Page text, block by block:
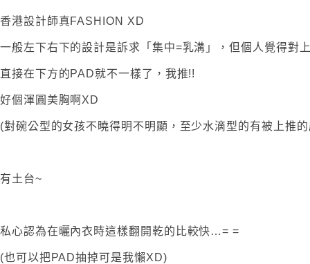
香港設計師真FASHION XD
一般左下右下的設計是訴求「集中=乳溝」，但個人覺得對
直接在下方的PAD就不一樣了，我推!!
好個渾圓美胸啊XD
(對碗公型的女孩不曉得明不明顯，至少水滴型的有被上推
有土台~
私心認為在曬內衣時這樣翻開乾的比較快…= =
(也可以把PAD抽掉可是我懶XD)